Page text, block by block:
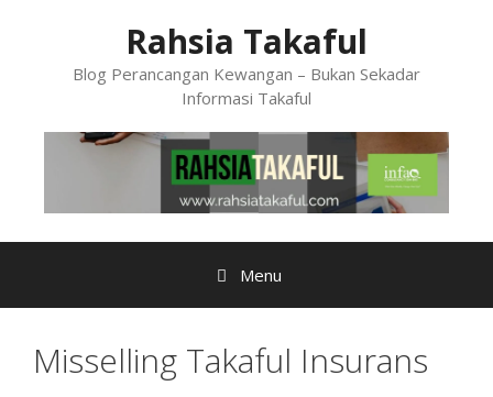
Rahsia Takaful
Blog Perancangan Kewangan – Bukan Sekadar
Informasi Takaful
Menu
Misselling Takaful Insurans